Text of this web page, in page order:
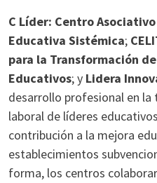
C Líder: Centro
Educativa Sistémica;
para la Transformación
Educativos; y Lidera
desarrollo profesional en
laboral de líderes
contribución a la mejora
establecimientos
forma, los centros